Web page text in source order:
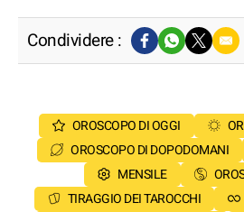
Condividere :
OROSCOPO DI OGGI
OROSCOPO DI DOPODOMANI
MENSILE
TIRAGGIO DEI TAROCCHI